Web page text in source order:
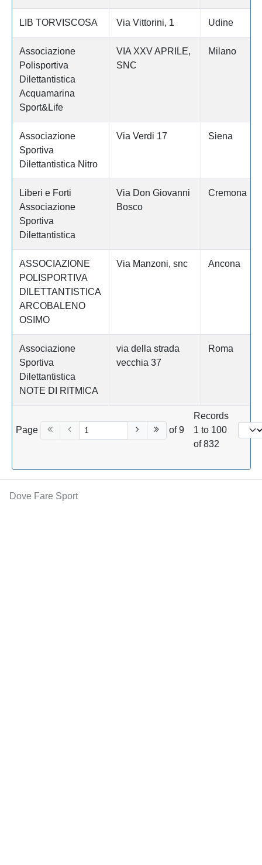
LIB TORVISCOSA Via Vittorini, 1 Udine
Associazione
Polisportiva
Dilettantistica
Acquamarina
Sport&Life
VIA XXV APRILE,
SNC
Milano
Associazione
Sportiva
Dilettantistica Nitro
Via Verdi 17 Siena
Liberi e Forti
Associazione
Sportiva
Dilettantistica
Via Don Giovanni
Bosco
Cremona
ASSOCIAZIONE
POLISPORTIVA
DILETTANTISTICA
ARCOBALENO
OSIMO
Via Manzoni, snc Ancona
Associazione
Sportiva
Dilettantistica
NOTE DI RITMICA
via della strada
vecchia 37
Roma
Page of 9
Records
1 to 100
of 832
Dove Fare Sport